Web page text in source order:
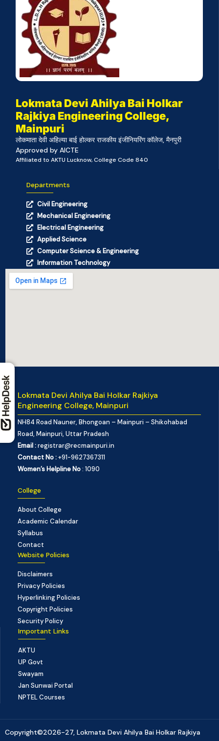
Lokmata Devi Ahilya Bai Holkar
Rajkiya Engineering College,
Mainpuri
लोकमाता देवी अहिल्या बाई होल्कर राजकीय इंजीनियरिंग कॉलेज, मैनपुरी
Approved by AICTE
Affiliated to AKTU Lucknow, College Code 840
Departments
Civil Engineering
Mechanical Engineering
Electrical Engineering
Applied Science
Computer Science & Engineering
Information Technology
Lokmata Devi Ahilya Bai Holkar Rajkiya
Engineering College, Mainpuri
NH84 Road Nauner, Bhongoan – Mainpuri – Shikohabad
Road, Mainpuri, Uttar Pradesh
Email :registrar@recmainpuri.in
Contact No :+91-9627367311
Women’s Helpline No: 1090
College
About College
Academic Calendar
Syllabus
Contact
Website Policies
Disclaimers
Privacy Policies
Hyperlinking Policies
Copyright Policies
Security Policy
Important Links
AKTU
UP Govt
Swayam
Jan Sunwai Portal
NPTEL Courses
Copyright©2026-27, Lokmata Devi Ahilya Bai Holkar Rajkiya